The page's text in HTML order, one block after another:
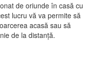
de oriunde în casă cu
lucru vă va permite să
acasă sau să
de la distanță.